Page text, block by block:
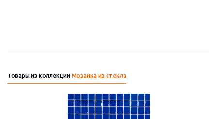
Товары из коллекции Мозаика из стекла